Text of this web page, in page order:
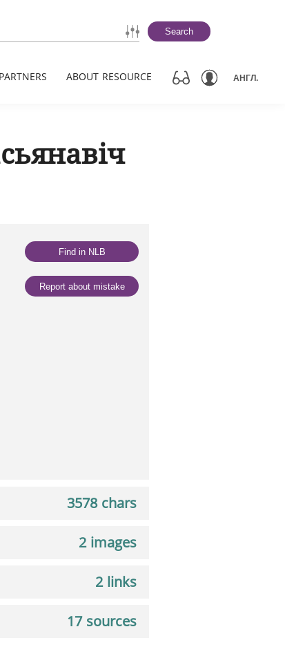
Search
ABOUT RESOURCE АНГЛ.
Find in NLB
Report about mistake
3578 chars
2 images
2 links
17 sources